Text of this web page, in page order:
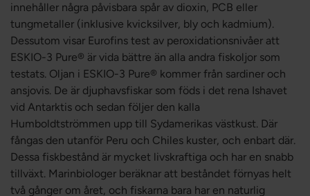
innehåller några påvisbara spår av dioxin, PCB eller
tungmetaller (inklusive kvicksilver, bly och kadmium).
Dessutom visar Eurofins test av peroxidationsnivåer att
ESKIO-3 Pure® är vida bättre än alla andra fiskoljor som
testats. Oljan i ESKIO-3 Pure® kommer från sardiner och
ansjovis. De är djuphavsfiskar som föds i det rena Ishavet
vid Antarktis och sedan följer den kalla
Humboldtströmmen upp till Sydamerikas västkust. Där
fångas den utanför Peru och Chiles kuster, och enbart där.
Dessa fiskbestånd är mycket livskraftiga och har en snabb
tillväxt. Marinbiologer beräknar att beståndet förnyas helt
två gånger om året, och fiskarna bara har en naturlig